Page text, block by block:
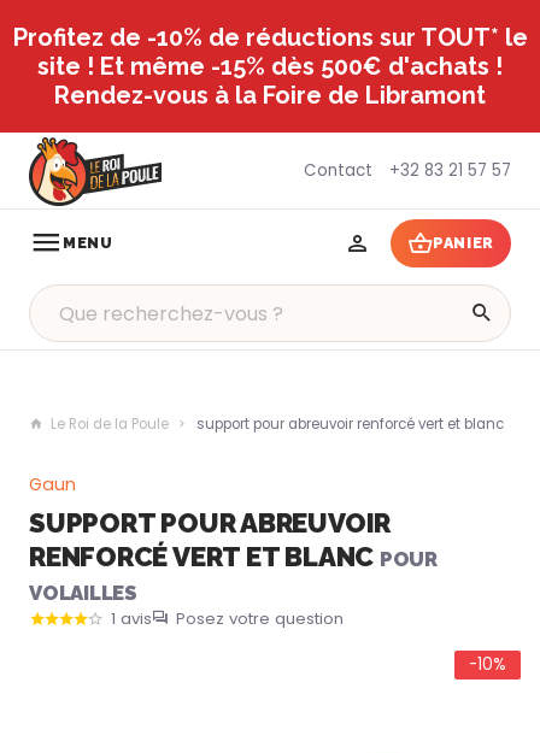
Profitez de -10% de réductions sur TOUT* le
site ! Et même -15% dès 500€ d'achats !
Rendez-vous à la Foire de Libramont
Contact +32 83 21 57 57
MENU PANIER
Le Roi de la Poule support pour abreuvoir renforcé vert et blanc
Gaun
SUPPORT POUR ABREUVOIR
RENFORCÉ VERT ET BLANC POUR
VOLAILLES
1 avis
Posez votre question
-10%